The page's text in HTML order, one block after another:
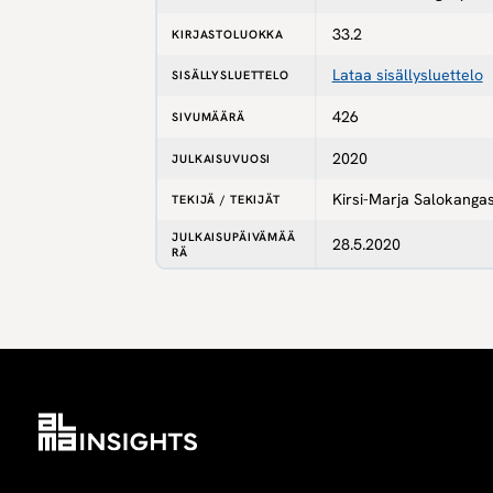
KIRJASTOLUOKKA 33.2
SISÄLLYSLUETTELO Lataa sisällysluettelo
SIVUMÄÄRÄ 426
JULKAISUVUOSI 2020
TEKIJÄ / TEKIJÄT Kirsi-Marja
JULKAISUPÄIVÄMÄÄ
RÄ
28.5.2020